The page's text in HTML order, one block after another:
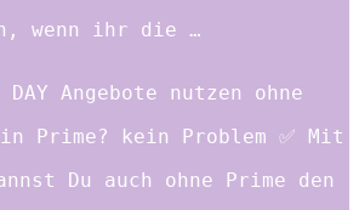
wenn ihr die …
DAY Angebote nutzen ohne
Prime? kein Problem ✅ Mit
Du auch ohne Prime den